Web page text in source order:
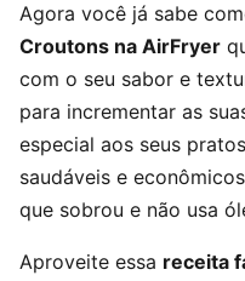
Agora você já sabe
Croutons na AirFryer
com o seu sabor e
para incrementar as
especial aos seus
saudáveis e
que sobrou e não usa
Aproveite essa receita